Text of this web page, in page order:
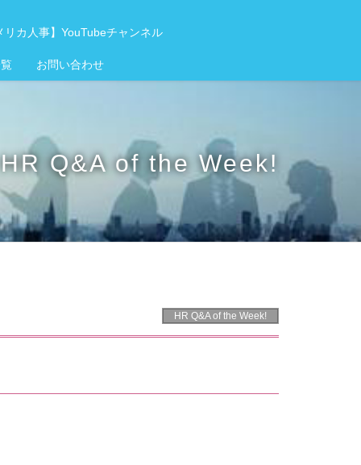
リカ人事】YouTubeチャンネル
お問い合わせ
HR Q&A of the Week!
HR Q&A of the Week!